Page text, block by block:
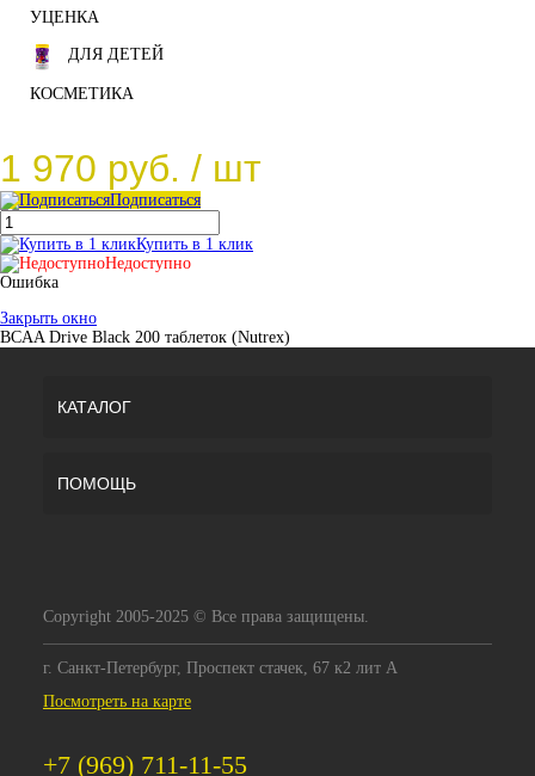
УЦЕНКА
ДЛЯ ДЕТЕЙ
КОСМЕТИКА
1 970 руб. / шт
Подписаться
Купить в 1 клик
Недоступно
Ошибка
Закрыть окно
BCAA Drive Black 200 таблеток (Nutrex)
КАТАЛОГ
ПОМОЩЬ
Copyright 2005-2025 © Все права защищены.
г. Санкт-Петербург, Проспект стачек, 67 к2 лит А
Посмотреть на карте
+7 (969) 711-11-55